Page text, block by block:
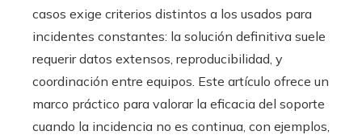
casos exige criterios distintos a los usados para
incidentes constantes: la solución definitiva suele
requerir datos extensos, reproducibilidad, y
coordinación entre equipos. Este artículo ofrece un
marco práctico para valorar la eficacia del soporte
cuando la incidencia no es continua, con ejemplos,